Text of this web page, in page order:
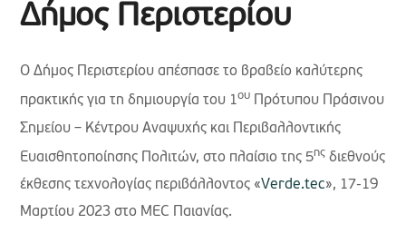
Δήμος Περιστερίου
Ο Δήμος Περιστερίου απέσπασε το βραβείο καλύτερης
πρακτικής για τη δημιουργία του 1ου Πρότυπου Πράσινου
Σημείου – Κέντρου Αναψυχής και Περιβαλλοντικής
Ευαισθητοποίησης Πολιτών, στο πλαίσιο της 5ης διεθνούς
έκθεσης τεχνολογίας περιβάλλοντος «Verde.tec», 17-19
Μαρτίου 2023 στο MEC Παιανίας.